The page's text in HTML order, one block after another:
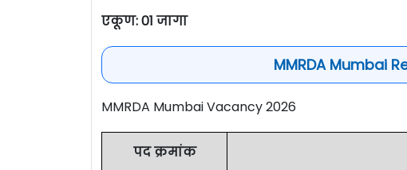
एकूण: 01 जागा
MMRDA Mumbai
MMRDA Mumbai Vacancy 2026
पद क्रमांक